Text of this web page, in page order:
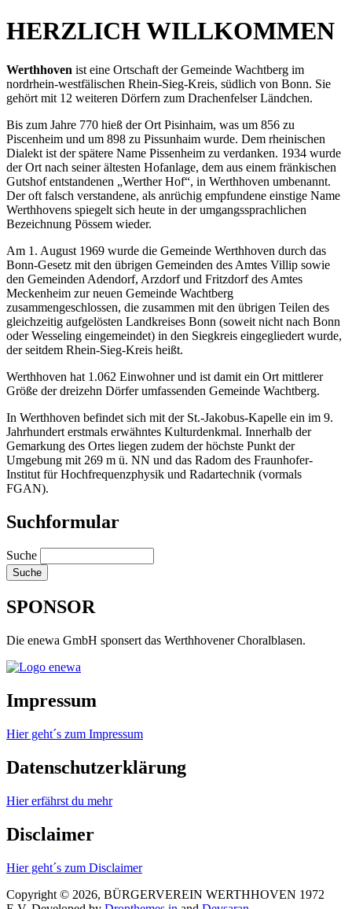
HERZLICH WILLKOMMEN
Werthhoven ist eine Ortschaft der Gemeinde Wachtberg im
nordrhein-westfälischen Rhein-Sieg-Kreis, südlich von Bonn. Sie
gehört mit 12 weiteren Dörfern zum Drachenfelser Ländchen.
Bis zum Jahre 770 hieß der Ort Pisinhaim, was um 856 zu
Piscenheim und um 898 zu Pissunhaim wurde. Dem rheinischen
Dialekt ist der spätere Name Pissenheim zu verdanken. 1934 wurde
der Ort nach seiner ältesten Hofanlage, dem aus einem fränkischen
Gutshof entstandenen „Werther Hof“, in Werthhoven umbenannt.
Der oft falsch verstandene, als anrüchig empfundene einstige Name
Werthhovens spiegelt sich heute in der umgangssprachlichen
Bezeichnung Pössem wieder.
Am 1. August 1969 wurde die Gemeinde Werthhoven durch das
Bonn-Gesetz mit den übrigen Gemeinden des Amtes Villip sowie
den Gemeinden Adendorf, Arzdorf und Fritzdorf des Amtes
Meckenheim zur neuen Gemeinde Wachtberg
zusammengeschlossen, die zusammen mit den übrigen Teilen des
gleichzeitig aufgelösten Landkreises Bonn (soweit nicht nach Bonn
oder Wesseling eingemeindet) in den Siegkreis eingegliedert wurde,
der seitdem Rhein-Sieg-Kreis heißt.
Werthhoven hat 1.062 Einwohner und ist damit ein Ort mittlerer
Größe der dreizehn Dörfer umfassenden Gemeinde Wachtberg.
In Werthhoven befindet sich mit der St.-Jakobus-Kapelle ein im 9.
Jahrhundert erstmals erwähntes Kulturdenkmal. Innerhalb der
Gemarkung des Ortes liegen zudem der höchste Punkt der
Umgebung mit 269 m ü. NN und das Radom des Fraunhofer-
Institut für Hochfrequenzphysik und Radartechnik (vormals
FGAN).
Suchformular
Suche
SPONSOR
Die enewa GmbH sponsert das Werthhovener Choralblasen.
Impressum
Hier geht´s zum Impressum
Datenschutzerklärung
Hier erfährst du mehr
Disclaimer
Hier geht´s zum Disclaimer
Copyright © 2026, BÜRGERVEREIN WERTHHOVEN 1972